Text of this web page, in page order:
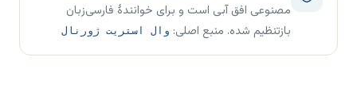
مصنوعی افق آبی است و برای خوانندهٔ فارسی‌زبان
بازتنظیم شده. منبع اصلی: وال استریت ژورنال